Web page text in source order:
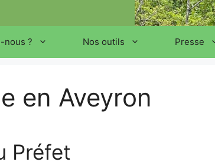
nous ? Nos outils Presse
en Aveyron
Préfet